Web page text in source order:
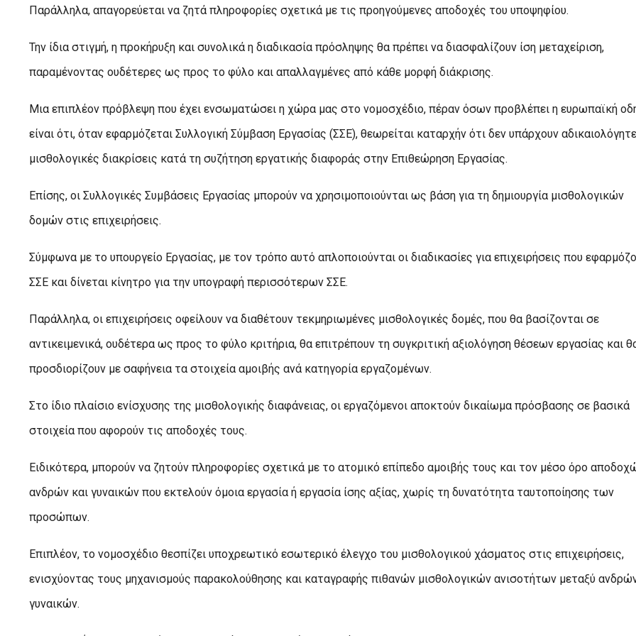
Παράλληλα, απαγορεύεται να ζητά πληροφορίες σχετικά με τις προηγούμενες αποδοχές του υποψηφίου.
Την ίδια στιγμή, η προκήρυξη και συνολικά η διαδικασία πρόσληψης θα πρέπει να διασφαλίζουν ίση μεταχείριση,
παραμένοντας ουδέτερες ως προς το φύλο και απαλλαγμένες από κάθε μορφή διάκρισης.
Μια επιπλέον πρόβλεψη που έχει ενσωματώσει η χώρα μας στο νομοσχέδιο, πέραν όσων προβλέπει η ευρωπαϊκή
είναι ότι, όταν εφαρμόζεται Συλλογική Σύμβαση Εργασίας (ΣΣΕ), θεωρείται καταρχήν ότι δεν υπάρχουν
μισθολογικές διακρίσεις κατά τη συζήτηση εργατικής διαφοράς στην Επιθεώρηση Εργασίας.
Επίσης, οι Συλλογικές Συμβάσεις Εργασίας μπορούν να χρησιμοποιούνται ως βάση για τη δημιουργία μισθολογικών
δομών στις επιχειρήσεις.
Σύμφωνα με το υπουργείο Εργασίας, με τον τρόπο αυτό απλοποιούνται οι διαδικασίες για επιχειρήσεις που
ΣΣΕ και δίνεται κίνητρο για την υπογραφή περισσότερων ΣΣΕ.
Παράλληλα, οι επιχειρήσεις οφείλουν να διαθέτουν τεκμηριωμένες μισθολογικές δομές, που θα βασίζονται σε
αντικειμενικά, ουδέτερα ως προς το φύλο κριτήρια, θα επιτρέπουν τη συγκριτική αξιολόγηση θέσεων εργασίας και
προσδιορίζουν με σαφήνεια τα στοιχεία αμοιβής ανά κατηγορία εργαζομένων.
Στο ίδιο πλαίσιο ενίσχυσης της μισθολογικής διαφάνειας, οι εργαζόμενοι αποκτούν δικαίωμα πρόσβασης σε βασικά
στοιχεία που αφορούν τις αποδοχές τους.
Ειδικότερα, μπορούν να ζητούν πληροφορίες σχετικά με το ατομικό επίπεδο αμοιβής τους και τον μέσο όρο
ανδρών και γυναικών που εκτελούν όμοια εργασία ή εργασία ίσης αξίας, χωρίς τη δυνατότητα ταυτοποίησης των
προσώπων.
Επιπλέον, το νομοσχέδιο θεσπίζει υποχρεωτικό εσωτερικό έλεγχο του μισθολογικού χάσματος στις επιχειρήσεις,
ενισχύοντας τους μηχανισμούς παρακολούθησης και καταγραφής πιθανών μισθολογικών ανισοτήτων μεταξύ
γυναικών.